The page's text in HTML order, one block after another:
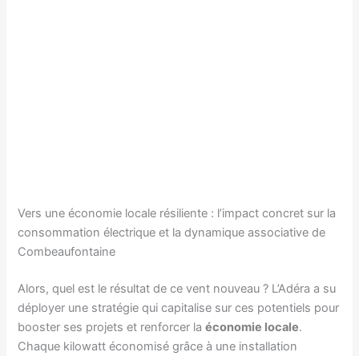
Vers une économie locale résiliente : l’impact concret sur la
consommation électrique et la dynamique associative de
Combeaufontaine
Alors, quel est le résultat de ce vent nouveau ? L’Adéra a su
déployer une stratégie qui capitalise sur ces potentiels pour
booster ses projets et renforcer laéconomie locale.
Chaque kilowatt économisé grâce à une installation